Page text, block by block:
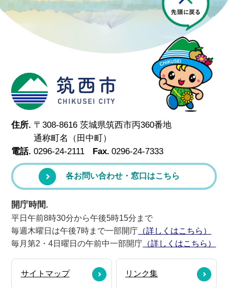
筑西市
住所. 〒308-8616 茨城県筑西市丙360番地
通称町名（田中町）
電話. 0296-24-2111 Fax. 0296-24-7333
各お問い合わせ・窓口はこちら
開庁時間.
平日午前8時30分から午後5時15分まで
毎週木曜日は午後7時まで一部開庁 （詳しくはこちら）
毎月第2・4日曜日の午前中一部開庁 （詳しくはこちら）
サイトマップ リンク集